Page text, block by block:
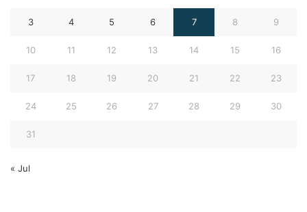
3 4 5 6 7 8 9
10 11 12 13 14 15 16
17 18 19 20 21 22 23
24 25 26 27 28 29 30
31
« Jul